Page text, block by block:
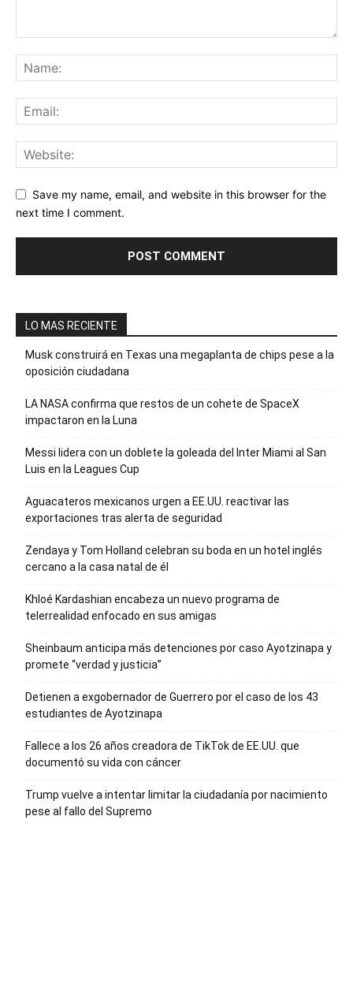
Save my name, email, and website in this browser for the
next time I comment.
LO MAS RECIENTE
Musk construirá en Texas una megaplanta de chips pese a la
oposición ciudadana
LA NASA confirma que restos de un cohete de SpaceX
impactaron en la Luna
Messi lidera con un doblete la goleada del Inter Miami al San
Luis en la Leagues Cup
Aguacateros mexicanos urgen a EE.UU. reactivar las
exportaciones tras alerta de seguridad
Zendaya y Tom Holland celebran su boda en un hotel inglés
cercano a la casa natal de él
Khloé Kardashian encabeza un nuevo programa de
telerrealidad enfocado en sus amigas
Sheinbaum anticipa más detenciones por caso Ayotzinapa y
promete “verdad y justicia”
Detienen a exgobernador de Guerrero por el caso de los 43
estudiantes de Ayotzinapa
Fallece a los 26 años creadora de TikTok de EE.UU. que
documentó su vida con cáncer
Trump vuelve a intentar limitar la ciudadanía por nacimiento
pese al fallo del Supremo